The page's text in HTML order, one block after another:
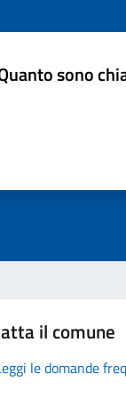
sono
il comune
le domande